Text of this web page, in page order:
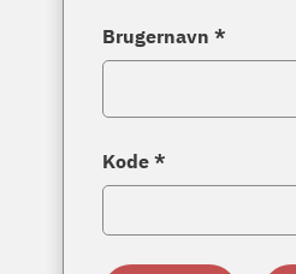
Brugernavn *
Kode *